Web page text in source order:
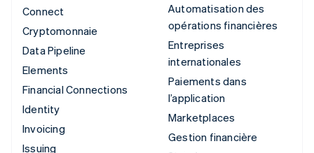
Connect
Cryptomonnaie
Data Pipeline
Elements
Financial Connections
Identity
Invoicing
Issuing
Automatisation des
opérations financières
Entreprises
internationales
Paiements dans
l’application
Marketplaces
Gestion financière